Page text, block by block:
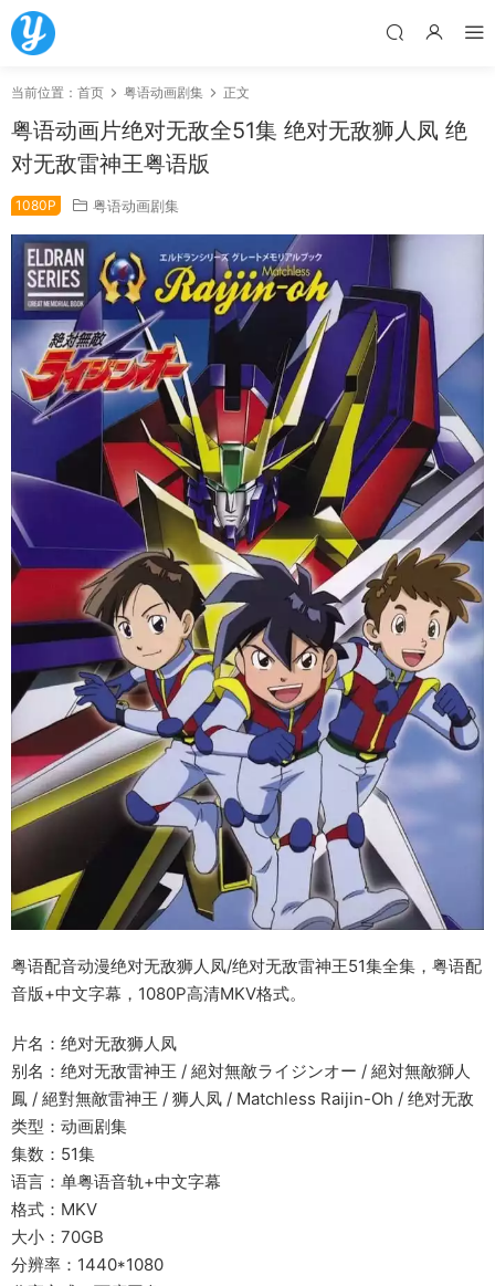
当前位置： 首页 粤语动画剧集 正文
粤语动画片绝对无敌全51集 绝对无敌狮人凤 绝
对无敌雷神王粤语版
1080P 粤语动画剧集
粤语配音动漫绝对无敌狮人凤/绝对无敌雷神王51集全集，粤语配
音版+中文字幕，1080P高清MKV格式。
片名：绝对无敌狮人凤
别名：绝对无敌雷神王 / 絕対無敵ライジンオー / 絕対無敵獅人
鳳 / 絕對無敵雷神王 / 狮人凤 / Matchless Raijin-Oh / 绝对无敌
类型：动画剧集
集数：51集
语言：单粤语音轨+中文字幕
格式：MKV
大小：70GB
分辨率：1440*1080